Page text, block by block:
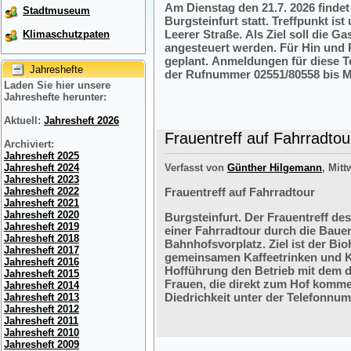
Stadtmuseum
Klimaschutzpaten
Jahreshefte
Laden Sie hier unsere
Jahreshefte herunter:
Aktuell: Jahresheft 2026
Archiviert:
Jahresheft 2025
Jahresheft 2024
Jahresheft 2023
Jahresheft 2022
Jahresheft 2021
Jahresheft 2020
Jahresheft 2019
Jahresheft 2018
Jahresheft 2017
Jahresheft 2016
Jahresheft 2015
Jahresheft 2014
Jahresheft 2013
Jahresheft 2012
Jahresheft 2011
Jahresheft 2010
Jahresheft 2009
Am Dienstag den 21.7. 2026
Burgsteinfurt statt. Treffpunkt ist
Leerer Straße. Als Ziel soll die
angesteuert werden. Für Hin und
geplant. Anmeldungen für diese
der Rufnummer 02551/80558 bis
Frauentreff auf
Verfasst von Günther Hilgemann,
Frauentreff auf Fahrradtour
Burgsteinfurt. Der Frauentreff
einer Fahrradtour durch die
Bahnhofsvorplatz. Ziel ist der
gemeinsamen Kaffeetrinken und
Hofführung den Betrieb mit dem
Frauen, die direkt zum Hof
Diedrichkeit unter der